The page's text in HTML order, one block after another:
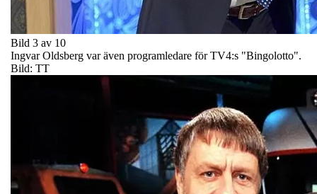
Bild 3 av 10
Ingvar Oldsberg var även programledare för TV4:s "Bingolotto".
Bild: TT